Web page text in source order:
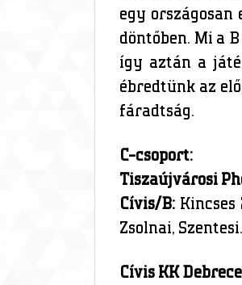
egy
döntőben. Mi a
így aztán a
ébredtünk az
fáradtság.
C-csoport:
Tiszaújvárosi
Cívis/B: Kincses
Zsolnai, Szentesi.
Cívis KK